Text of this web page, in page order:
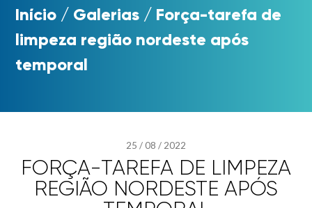
Início / Galerias / Força-tarefa de
limpeza região nordeste após
temporal
25 /08 /2022
FORÇA-TAREFA DE LIMPEZA
REGIÃO NORDESTE APÓS